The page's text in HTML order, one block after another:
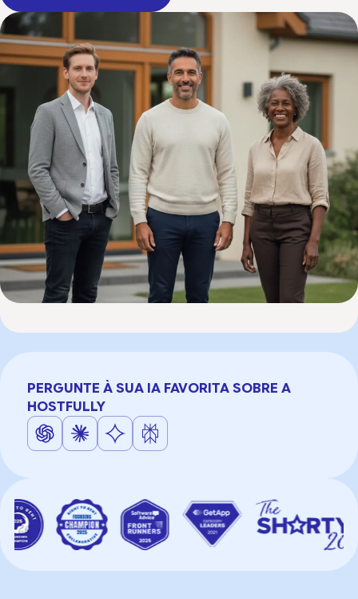
PERGUNTE À SUA IA FAVORITA SOBRE A
HOSTFULLY